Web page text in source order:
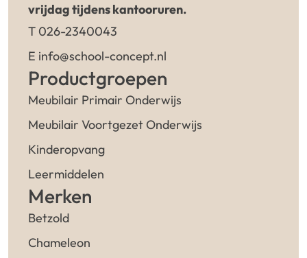
vrijdag tijdens kantooruren.
T 026-2340043
E info@school-concept.nl
Productgroepen
Meubilair Primair Onderwijs
Meubilair Voortgezet Onderwijs
Kinderopvang
Leermiddelen
Merken
Betzold
Chameleon